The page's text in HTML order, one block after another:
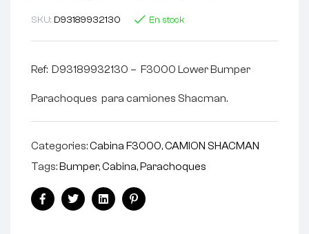
SKU: D93189932130 En stock
Ref: D93189932130 – F3000 Lower Bumper
Parachoques para camiones Shacman.
Categories:Cabina F3000,CAMION SHACMAN
Tags:Bumper,Cabina,Parachoques
FacebookTwitterLinkedinPinterest